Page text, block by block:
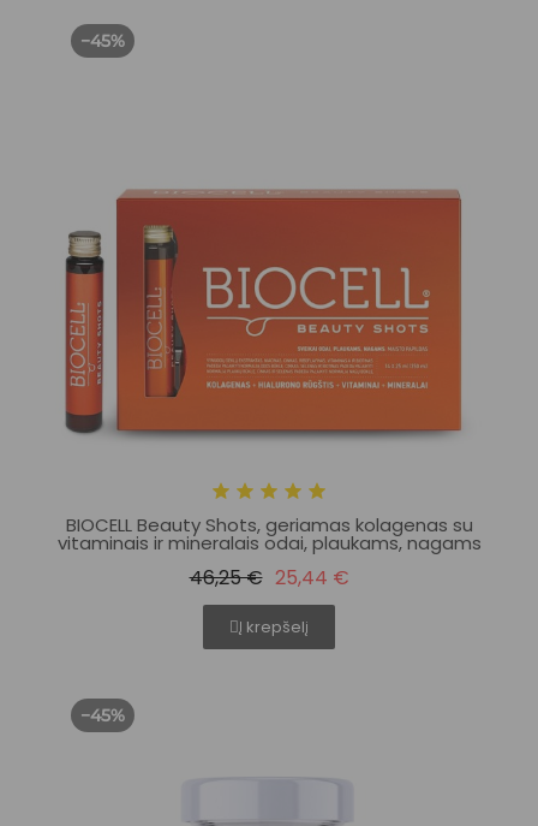
−45%
BIOCELL Beauty Shots, geriamas kolagenas su
vitaminais ir mineralais odai, plaukams, nagams
46,25 € 25,44 €
Į krepšelį
−45%